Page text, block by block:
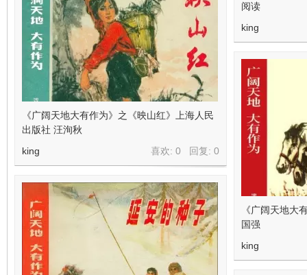
阅读
king
《广阔天地大有作为》之《映山红》上海人民
出版社 汪洵秋
喜欢: 0 回复: 0
king
《广阔天地大
国强
king